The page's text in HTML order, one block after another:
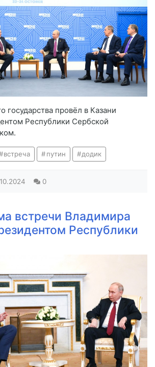
государства провёл в Казани
Республики Сербской
встреча путин додик
0
встречи Владимира
Республики